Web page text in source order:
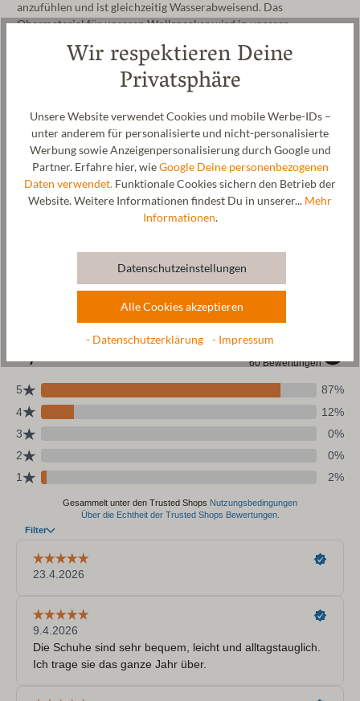
anzufühlen und ist gleichzeitig Wasserabweisend. Das
Obermaterial für unseren Wollsneaker wird in unserer
Manufaktur in Tirol hergestellt. Der Sneaker wird bei unserem
Partnerbetrieb in Spanien unter der Einhaltung höchster
Qualitäts- und Sicherheitsstandards endgefertigt.
Bahnhof, AUSTRIA,office@gottstein.at
Größentabelle
Wir respektieren Deine
Privatsphäre
Unsere Website verwendet Cookies und mobile Werbe-IDs –
unter anderem für personalisierte und nicht-personalisierte
Werbung sowie Anzeigenpersonalisierung durch Google und
Partner. Erfahre hier, wieGoogle Deine personenbezogenen
Daten verwendet. Funktionale Cookies sichern den Betrieb der
Website. Weitere Informationen findest Du in unserer... Mehr
Informationen.
Datenschutzeinstellungen
Alle Cookies akzeptieren
- Datenschutzerklärung - Impressum